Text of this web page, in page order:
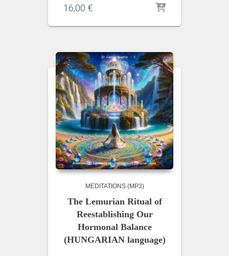
16,00 €
MEDITATIONS (MP3)
The Lemurian Ritual of
Reestablishing Our
Hormonal Balance
(HUNGARIAN language)